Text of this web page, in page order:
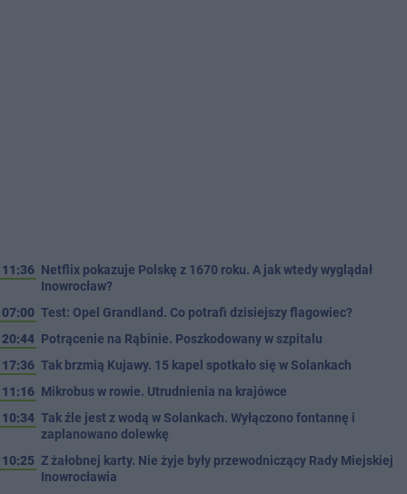
11:36 Netflix pokazuje Polskę z 1670 roku. A jak wtedy wyglądał
Inowrocław?
07:00 Test: Opel Grandland. Co potrafi dzisiejszy flagowiec?
20:44 Potrącenie na Rąbinie. Poszkodowany w szpitalu
17:36 Tak brzmią Kujawy. 15 kapel spotkało się w Solankach
11:16 Mikrobus w rowie. Utrudnienia na krajówce
10:34 Tak źle jest z wodą w Solankach. Wyłączono fontannę i
zaplanowano dolewkę
10:25 Z żałobnej karty. Nie żyje były przewodniczący Rady Miejskiej
Inowrocławia